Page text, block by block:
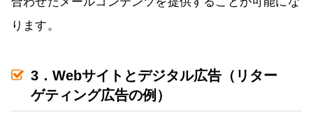
ります。
3．Webサイトとデジタル広告（リター
ゲティング広告の例）